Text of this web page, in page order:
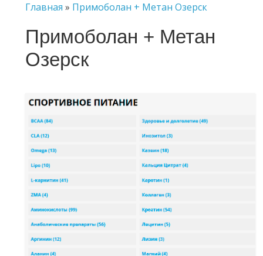
Главная » Примоболан + Метан Озерск
Примоболан + Метан
Озерск